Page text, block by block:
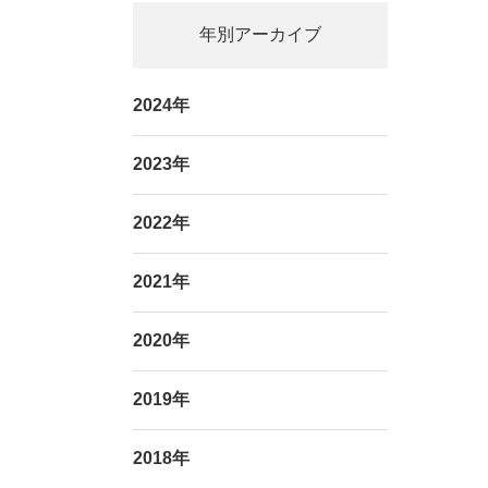
年別アーカイブ
2024年
2023年
2022年
2021年
2020年
2019年
2018年